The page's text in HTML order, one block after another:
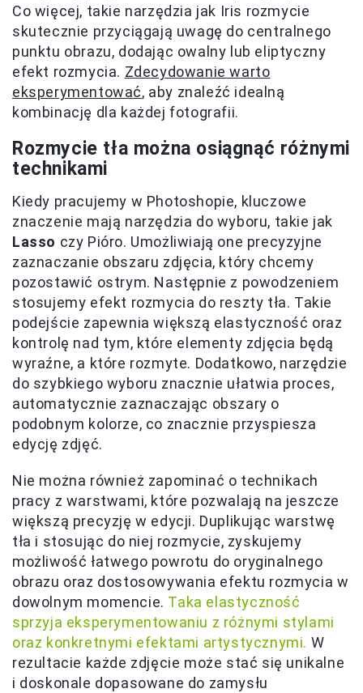
Co więcej, takie narzędzia jak Iris rozmycie
skutecznie przyciągają uwagę do centralnego
punktu obrazu, dodając owalny lub eliptyczny
efekt rozmycia. Zdecydowanie warto
eksperymentować, aby znaleźć idealną
kombinację dla każdej fotografii.
Rozmycie tła można osiągnąć różnymi
technikami
Kiedy pracujemy w Photoshopie, kluczowe
znaczenie mają narzędzia do wyboru, takie jak
Lasso czy Pióro. Umożliwiają one precyzyjne
zaznaczanie obszaru zdjęcia, który chcemy
pozostawić ostrym. Następnie z powodzeniem
stosujemy efekt rozmycia do reszty tła. Takie
podejście zapewnia większą elastyczność oraz
kontrolę nad tym, które elementy zdjęcia będą
wyraźne, a które rozmyte. Dodatkowo, narzędzie
do szybkiego wyboru znacznie ułatwia proces,
automatycznie zaznaczając obszary o
podobnym kolorze, co znacznie przyspiesza
edycję zdjęć.
Nie można również zapominać o technikach
pracy z warstwami, które pozwalają na jeszcze
większą precyzję w edycji. Duplikując warstwę
tła i stosując do niej rozmycie, zyskujemy
możliwość łatwego powrotu do oryginalnego
obrazu oraz dostosowywania efektu rozmycia w
dowolnym momencie. Taka elastyczność
sprzyja eksperymentowaniu z różnymi stylami
oraz konkretnymi efektami artystycznymi. W
rezultacie każde zdjęcie może stać się unikalne
i doskonale dopasowane do zamysłu